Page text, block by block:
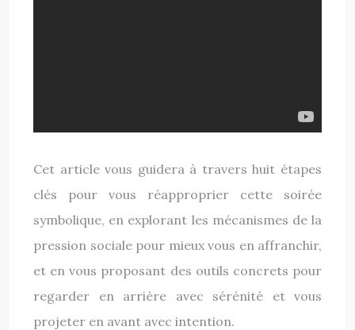
Cet article vous guidera à travers huit étapes
clés pour vous réapproprier cette soirée
symbolique, en explorant les mécanismes de la
pression sociale pour mieux vous en affranchir,
et en vous proposant des outils concrets pour
regarder en arrière avec sérénité et vous
projeter en avant avec intention.